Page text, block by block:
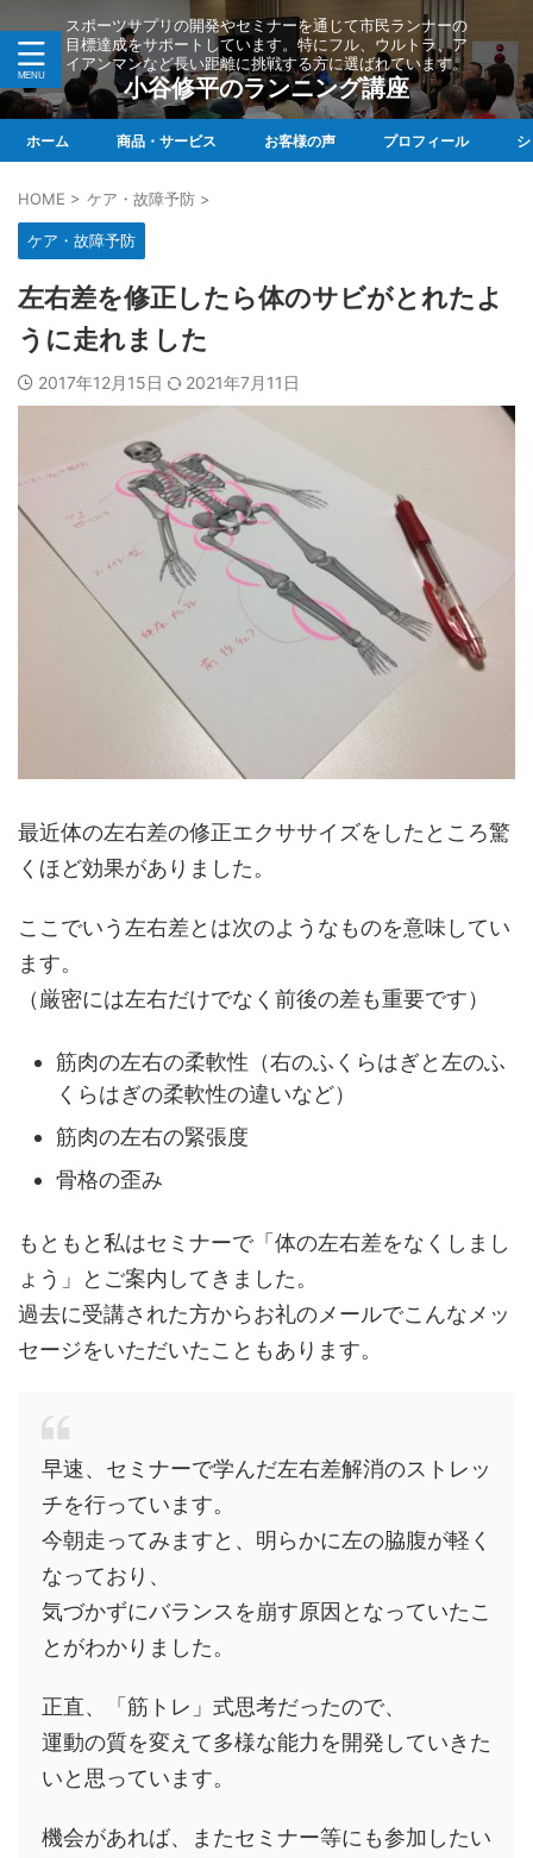
スポーツサプリの開発やセミナーを通じて市民ランナーの
目標達成をサポートしています。特にフル、ウルトラ、ア
イアンマンなど長い距離に挑戦する方に選ばれています。
小谷修平のランニング講座
ホーム 商品・サービス お客様の声 プロフィール
HOME > ケア・故障予防 >
ケア・故障予防
左右差を修正したら体のサビがとれたよ
うに走れました
2017年12月15日 2021年7月11日
最近体の左右差の修正エクササイズをしたところ驚
くほど効果がありました。
ここでいう左右差とは次のようなものを意味してい
ます。
（厳密には左右だけでなく前後の差も重要です）
筋肉の左右の柔軟性（右のふくらはぎと左のふ
くらはぎの柔軟性の違いなど）
筋肉の左右の緊張度
骨格の歪み
もともと私はセミナーで「体の左右差をなくしまし
ょう」とご案内してきました。
過去に受講された方からお礼のメールでこんなメッ
セージをいただいたこともあります。
早速、セミナーで学んだ左右差解消のストレッ
チを行っています。
今朝走ってみますと、明らかに左の脇腹が軽く
なっており、
気づかずにバランスを崩す原因となっていたこ
とがわかりました。
正直、「筋トレ」式思考だったので、
運動の質を変えて多様な能力を開発していきた
いと思っています。
機会があれば、またセミナー等にも参加したい